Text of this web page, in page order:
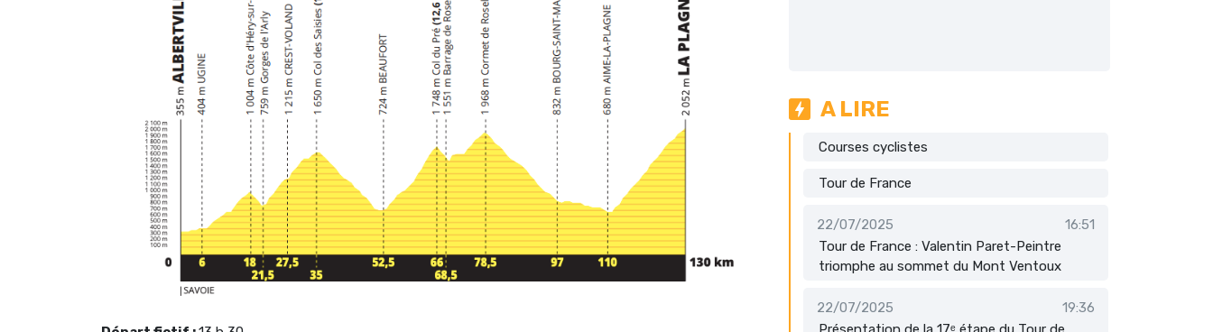
A LIRE
Courses cyclistes
Tour de France
22/07/2025
16:51
Tour de France : Valentin Paret-Peintre
triomphe au sommet du Mont Ventoux
22/07/2025
19:36